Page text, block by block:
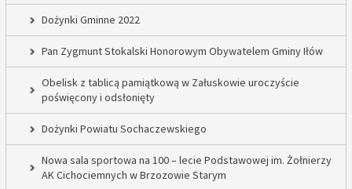
Dożynki Gminne 2022
Pan Zygmunt Stokalski Honorowym Obywatelem Gminy Iłów
Obelisk z tablicą pamiątkową w Załuskowie uroczyście
poświęcony i odsłonięty
Dożynki Powiatu Sochaczewskiego
Nowa sala sportowa na 100 – lecie Podstawowej im. Żołnierzy
AK Cichociemnych w Brzozowie Starym